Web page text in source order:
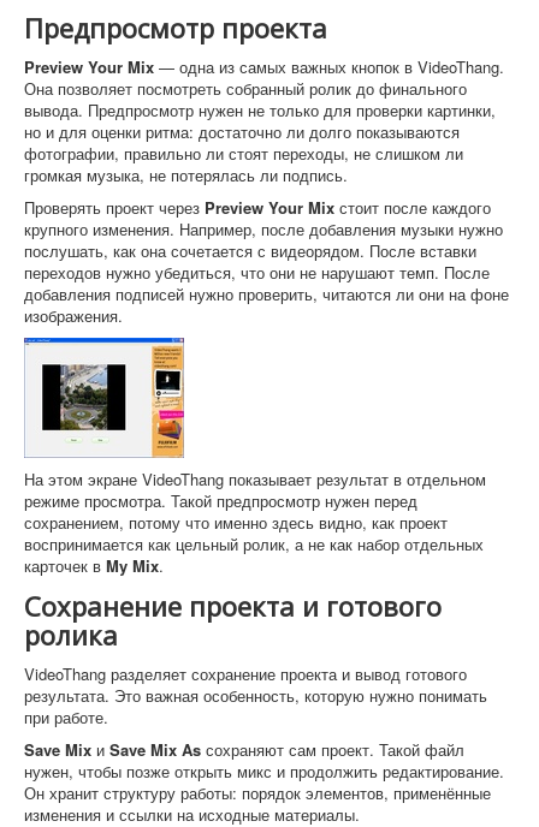
Предпросмотр проекта
Preview Your Mix — одна из самых важных кнопок в VideoThang.
Она позволяет посмотреть собранный ролик до финального
вывода. Предпросмотр нужен не только для проверки картинки,
но и для оценки ритма: достаточно ли долго показываются
фотографии, правильно ли стоят переходы, не слишком ли
громкая музыка, не потерялась ли подпись.
Проверять проект через Preview Your Mix стоит после каждого
крупного изменения. Например, после добавления музыки нужно
послушать, как она сочетается с видеорядом. После вставки
переходов нужно убедиться, что они не нарушают темп. После
добавления подписей нужно проверить, читаются ли они на фоне
изображения.
На этом экране VideoThang показывает результат в отдельном
режиме просмотра. Такой предпросмотр нужен перед
сохранением, потому что именно здесь видно, как проект
воспринимается как цельный ролик, а не как набор отдельных
карточек в My Mix.
Сохранение проекта и готового
ролика
VideoThang разделяет сохранение проекта и вывод готового
результата. Это важная особенность, которую нужно понимать
при работе.
Save Mix и Save Mix As сохраняют сам проект. Такой файл
нужен, чтобы позже открыть микс и продолжить редактирование.
Он хранит структуру работы: порядок элементов, применённые
изменения и ссылки на исходные материалы.